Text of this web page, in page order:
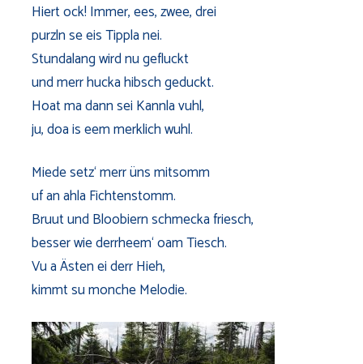
Hiert ock! Immer, ees, zwee, drei
purzln se eis Tippla nei.
Stundalang wird nu gefluckt
und merr hucka hibsch geduckt.
Hoat ma dann sei Kannla vuhl,
ju, doa is eem merklich wuhl.
Miede setz‘ merr üns mitsomm
uf an ahla Fichtenstomm.
Bruut und Bloobiern schmecka friesch,
besser wie derrheem‘ oam Tiesch.
Vu a Ästen ei derr Hieh,
kimmt su monche Melodie.